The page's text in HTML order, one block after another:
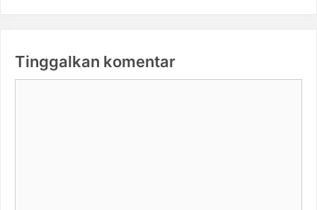
Tinggalkan komentar